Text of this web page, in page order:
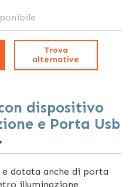
Trova
alternative
dispositivo
e Porta Usb
e dotata anche di porta
illuminazione